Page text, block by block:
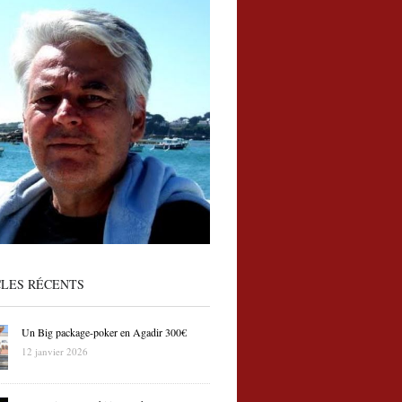
RÉCENTS
Un Big package-poker en Agadir 300€
12 janvier 2026